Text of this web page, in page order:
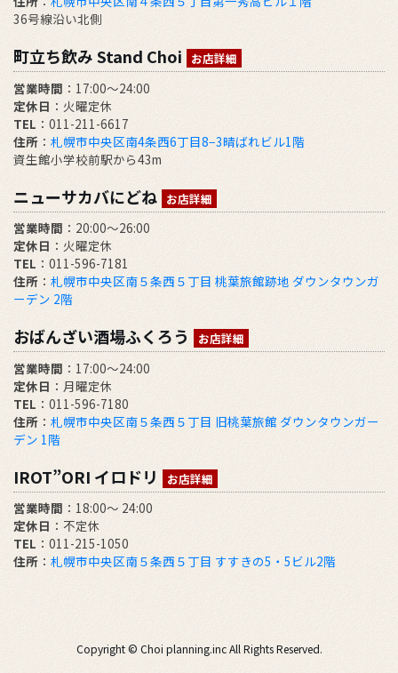
36号線沿い北側
町立ち飲み Stand Choi お店詳細
営業時間 ：17:00〜24:00
定休日 ：火曜定休
TEL ：011-211-6617
住所 ： 札幌市中央区南4条西6丁目8−3晴ばれビル1階
資生館小学校前駅から43m
ニューサカバにどね お店詳細
営業時間 ：20:00～26:00
定休日 ：火曜定休
TEL ：011-596-7181
住所 ： 札幌市中央区南５条西５丁目 桃葉旅館跡地 ダウンタウンガ
ーデン 2階
おばんざい酒場ふくろう お店詳細
営業時間 ：17:00～24:00
定休日 ：月曜定休
TEL ：011-596-7180
住所 ： 札幌市中央区南５条西５丁目 旧桃葉旅館 ダウンタウンガー
デン 1階
IROT”ORI イロドリ お店詳細
営業時間 ：18:00～ 24:00
定休日 ：不定休
TEL ：011-215-1050
住所 ： 札幌市中央区南５条西５丁目 すすきの5・5ビル2階
Copyright © Choi planning.inc All Rights Reserved.